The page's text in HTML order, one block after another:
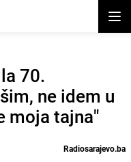
70.
ne idem u
moja tajna"
Radiosarajevo.ba